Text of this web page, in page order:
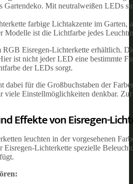
Gartendeko. Mit neutralweißen LEDs
farbige Lichtakzente im Garten,
Modelle ist die Lichtfarbe jedes
Eisregen-Lichterkette erhältlich.
ist nicht jeder LED eine bestimmte
der LEDs sorgt.
für die Großbuchstaben der
viele Einstellmöglichkeiten denkbar.
Effekte von Eisregen-
leuchten in der vorgesehenen
Eisregen-Lichterkette spezielle